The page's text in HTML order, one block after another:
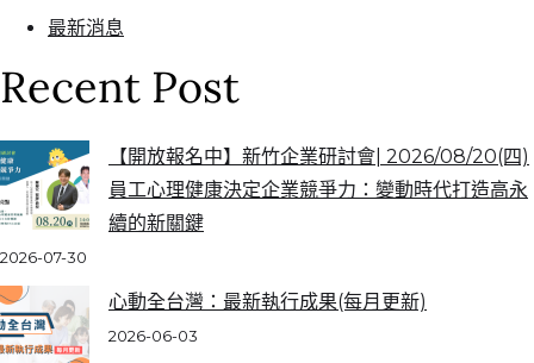
最新消息
Recent Post
【開放報名中】新竹企業研討會| 2026/08/20(四)
員工心理健康決定企業競爭力：變動時代打造高永
續的新關鍵
2026-07-30
心動全台灣：最新執行成果(每月更新)
2026-06-03